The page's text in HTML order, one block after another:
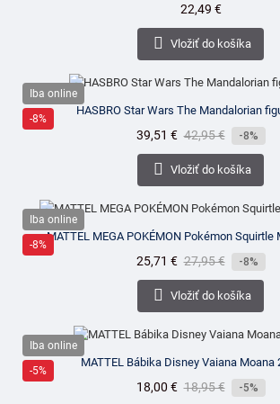
Cena
22,49 €
 Vložiť do košíka
Iba online
-8%
HASBRO Star Wars The Mandalorian
Cena
39,51 € Bežná
cena
42,95 € -8%
 Vložiť do košíka
Iba online
-8%
MATTEL MEGA POKÉMON Pokémon Squirtle
Cena
25,71 € Bežná
cena
27,95 € -8%
 Vložiť do košíka
Iba online
-5%
MATTEL Bábika Disney Vaiana Moana
Cena
18,00 € Bežná
18,95 € -5%